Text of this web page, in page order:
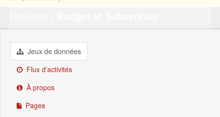
Groupes
Demandes
À propos
Jeux de données
Flux d'activités
À propos
Pages